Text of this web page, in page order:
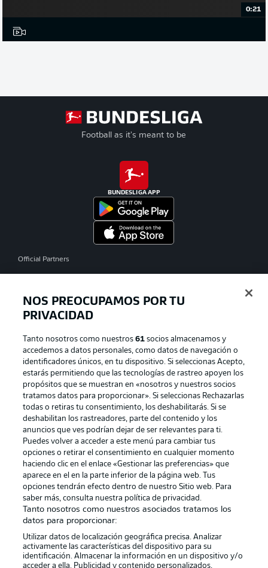
0:21
Football as it's meant to be
BUNDESLIGA APP
Official Partners
Publicidad Aviso legal
Gestionar las preferencias Declaracion de privacidad
Canales Trabajos
Jugadores Condiciones de uso
Sello Editorial Contacto
NOS PREOCUPAMOS POR TU
PRIVACIDAD
Tanto nosotros como nuestros61 socios almacenamos y
accedemos a datos personales, como datos de navegación o
identificadores únicos, en tu dispositivo. Si seleccionas Acepto,
estarás permitiendo que las tecnologías de rastreo apoyen los
propósitos que se muestran en «nosotros y nuestros socios
tratamos datos para proporcionar». Si seleccionas Rechazarlas
todas o retiras tu consentimiento, los deshabilitarás. Si se
deshabilitan los rastreadores, parte del contenido y los
anuncios que ves podrían dejar de ser relevantes para ti.
Puedes volver a acceder a este menú para cambiar tus
opciones o retirar el consentimiento en cualquier momento
haciendo clic en el enlace «Gestionar las preferencias» que
aparece en el en la parte inferior de la página web. Tus
opciones tendrán efecto dentro de nuestro Sitio web. Para
saber más, consulta nuestra política de privacidad.
Tanto nosotros como nuestros asociados tratamos los
datos para proporcionar:
Utilizar datos de localización geográfica precisa. Analizar
activamente las características del dispositivo para su
identificación. Almacenar la información en un dispositivo y/o
acceder a ella. Publicidad y contenido personalizados,